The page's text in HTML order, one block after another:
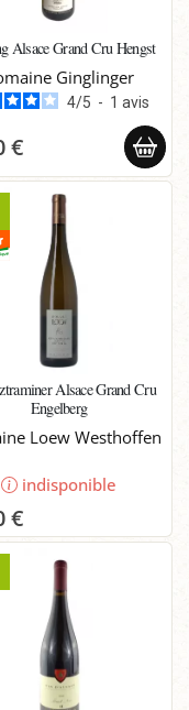
Alsace Grand Cru Hengst
Ginglinger
4/5 - 1avis
€
Alsace Grand Cru
Engelberg
Loew Westhoffen
indisponible
€